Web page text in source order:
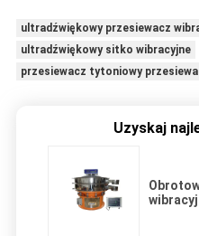
ultradźwiękowy przesiewacz
ultradźwiękowy sitko wibracyjne
przesiewacz tytoniowy
Uzyskaj